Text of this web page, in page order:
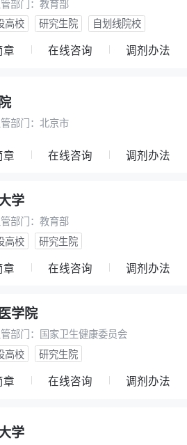
部门： 教育部
高校
研究生院 自划线院校
章 在线咨询 调剂办法
部门： 北京市
章 在线咨询 调剂办法
学
部门： 教育部
高校
研究生院
章 在线咨询 调剂办法
学院
部门： 国家卫生健康委员会
高校
研究生院
章 在线咨询 调剂办法
学